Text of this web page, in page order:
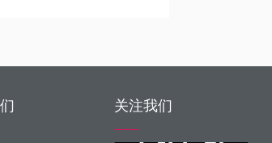
关注我们